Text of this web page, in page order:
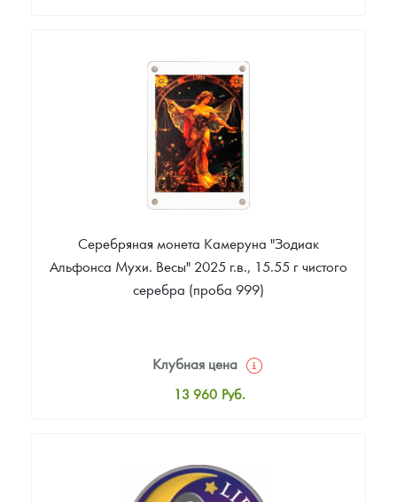
Цена выкупа
90 147 Руб.
Серебряная монета Камеруна "Зодиак
Альфонса Мухи. Весы" 2025 г.в., 15.55 г чистого
серебра (проба 999)
Клубная цена
13 960 Руб.
Цена выкупа